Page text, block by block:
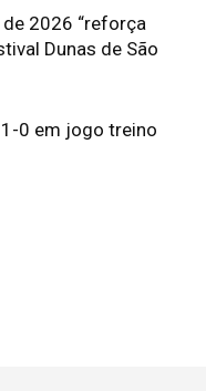
2026 “reforça
Dunas de São
0 em jogo treino